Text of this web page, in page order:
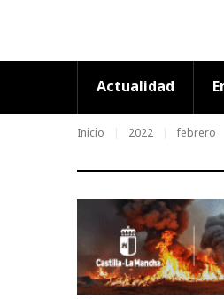
Actualidad
Inicio 2022 febrero